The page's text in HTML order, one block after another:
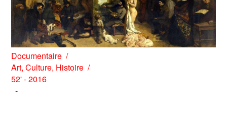
Documentaire
Art,Culture, Histoire
52' - 2016